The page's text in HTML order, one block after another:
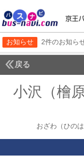
お知らせ 2件のお知ら
戻る
小沢（檜
おざわ（ひの